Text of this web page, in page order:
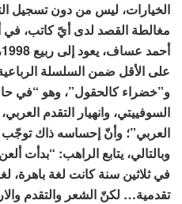
الخيارات، ليس من دون تسجيل
مغالطة القصد لدى أيّ كاتب، في
على الأقل ضمن السلسلة
و”خضراء كالحقول”، وهو “في
السوفييتي، وانهيار التقدم
العربي”؛ وأنّ إحساسه ذاك توجّب
وبالتالي، يتابع الراهب: “بدأت
في ثلاثين سنة كانت لغة باهرة،
تقدمية… لكنّ الشعر والتقدم